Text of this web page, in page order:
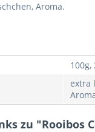
Aroma.
100g,
extra
zu "Rooibos